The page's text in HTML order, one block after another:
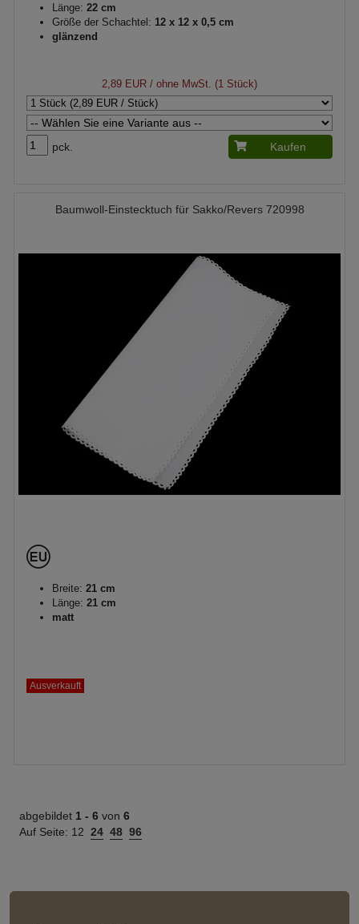
Länge: 22 cm
Größe der Schachtel: 12 x 12 x 0,5 cm
glänzend
2,89 EUR / ohne MwSt. (1 Stück)
pck. Kaufen
Baumwoll-Einstecktuch für Sakko/Revers 720998
Breite: 21 cm
Länge: 21 cm
matt
Ausverkauft
abgebildet 1 - 6 von 6
Auf Seite: 12 24 48 96